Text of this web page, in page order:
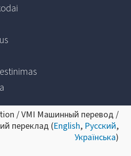
/ VMI Машинный перевод /
переклад (English, Русский,
Українська)